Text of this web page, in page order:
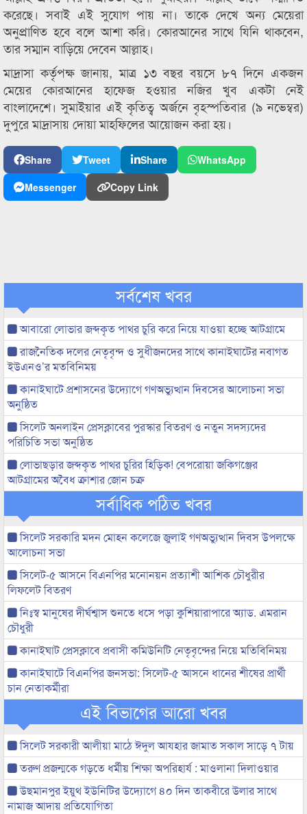
করেছে। সবাই এই সুযোগ পায় না। তাকে দেখে অন্য মেয়েরা
অনুপ্রাণিত হবে বলে আশা করি। কোরআনের সাথে যিনি থাকবেন,
তার সম্মান বাড়িয়ে দেবেন আল্লাহ।
মাদ্রাসা কর্তৃপক্ষ জানায়, মাত্র ১৩ বছর বয়সে ৮৭ দিনে একজন
মেয়ের কোরআনের হাফেজ হওয়ার নজির খুব একটা নেই
বাংলাদেশে। সুমাইয়ার এই কৃতিত্ব অর্জনে বৃহস্পতিবার (৯ নভেম্বর)
দুপুরে মাদ্রাসায় দোয়া মাহফিলের আয়োজন করা হয়।
Share Tweet Share
WhatsApp
Messenger
Copy Link
সর্বশেষ খবর
আবারো লোভার জব্দকৃত পাথর চুরি করে নিয়ে যাওয়া হচ্ছে আটগ্রামে
রাজনৈতিক দলের নেতৃবৃন্দ ও সুধীজনদের সাথে কানাইঘাটের নবাগত
ইউএনও’র মতবিনিময়
কানাইঘাটে প্রশাসনের উদ্যোগে গণঅভ্যুত্থান দিবসের আলোচনা সভা
অনুষ্ঠিত
সিলেট অনলাইন প্রেসক্লাবের পুরস্কার বিতরণ ও নতুন সদস্যদের
পরিচিতি সভা অনুষ্ঠিত
লোভাছড়ার জব্দকৃত পাথর চুরির হিড়িক! বেপরোয়া জকিগঞ্জের
আটগ্রামের অবৈধ ক্রাশার জোন চক্র
সর্বাধিক পঠিত খবর
সিলেট সরকারি মদন মোহন কলেজে জুলাই গণঅভ্যুত্থান দিবস উপলক্ষে
আলোচনা সভা
সিলেট-৫ আসনে বিএনপির মনোনয়ন প্রত্যাশী আশিক চৌধুরীর
লিফলেট বিতরণ
নিঃস্ব মানুষের দীর্ঘশ্বাস শুনতে ধসে পড়া কুশিয়ারাপারে অ্যাড. এমরান
চৌধুরী
কানাইঘাট প্রেসক্লাবে প্রবাসী কমিউনিটি নেতৃবৃন্দের নিয়ে মতিবিনিময়
কানাইঘাটে বিএনপির জনসভা: সিলেট-৫ আসনে ধানের শীষের প্রার্থী
চান নেতাকর্মীরা
এই বিভাগের আরো খবর
সিলেট সরকারী আলীয়া মাঠে ঈদুল আযহার জামাত সকাল সাড়ে ৭ টায়
তরুণ প্রজন্মকে গড়তে ধর্মীয় শিক্ষা অপরিহার্য : মাওলানা দিলাওয়ার
উছমানপুর ইয়ুথ ইউনিটির উদ্যোগে ৪০ দিন তাকবীরে উলার সাথে
নামাজ আদায় প্রতিযোগিতা